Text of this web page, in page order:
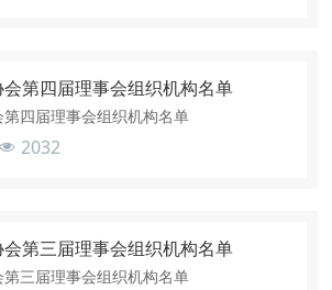
第四届理事会组织机构名单
四届理事会组织机构名单
2032
第三届理事会组织机构名单
三届理事会组织机构名单